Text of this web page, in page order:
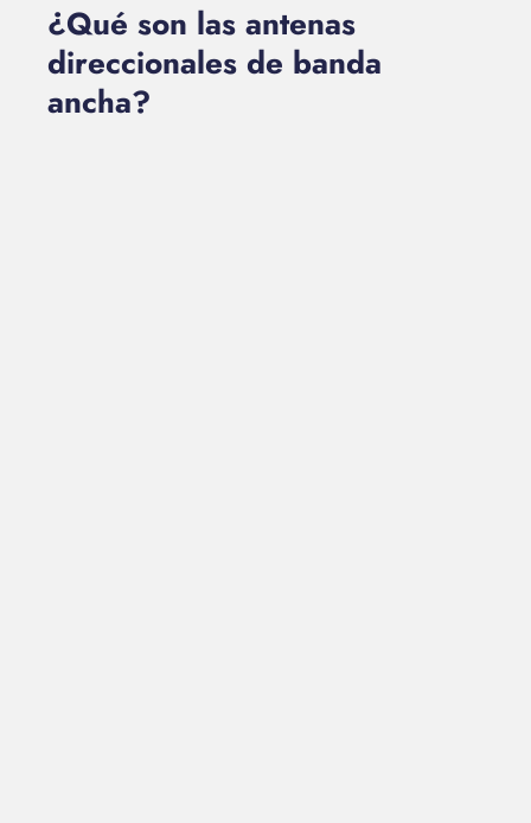
¿Qué son las antenas
direccionales de banda
ancha?